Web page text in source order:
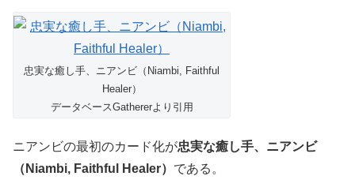
忠実な癒し手、ニアンビ（Niambi, Faithful
Healer）
データベースGathererより引用
ニアンビの最初のカード化が忠実な癒し手、ニアンビ
（Niambi, Faithful Healer） である。